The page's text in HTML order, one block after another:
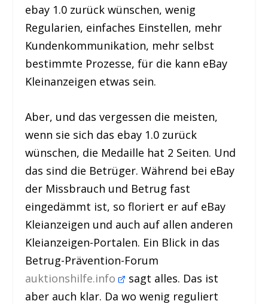
ebay 1.0 zurück wünschen, wenig
Regularien, einfaches Einstellen, mehr
Kundenkommunikation, mehr selbst
bestimmte Prozesse, für die kann eBay
Kleinanzeigen etwas sein.
Aber, und das vergessen die meisten,
wenn sie sich das ebay 1.0 zurück
wünschen, die Medaille hat 2 Seiten. Und
das sind die Betrüger. Während bei eBay
der Missbrauch und Betrug fast
eingedämmt ist, so floriert er auf eBay
Kleianzeigen und auch auf allen anderen
Kleianzeigen-Portalen. Ein Blick in das
Betrug-Prävention-Forum
auktionshilfe.info
sagt alles. Das ist
aber auch klar. Da wo wenig reguliert